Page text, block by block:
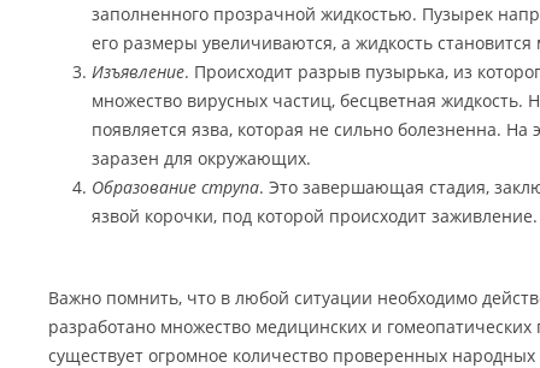
заполненного прозрачной жидкостью. Пузырек
его размеры увеличиваются, а жидкость становится
Изъявление. Происходит разрыв пузырька, из
множество вирусных частиц, бесцветная жидкость.
появляется язва, которая не сильно болезненна. На
заразен для окружающих.
Образование струпа. Это завершающая стадия,
язвой корочки, под которой происходит заживление.
Важно помнить, что в любой ситуации необходимо
разработано множество медицинских и гомеопатических
существует огромное количество проверенных народных